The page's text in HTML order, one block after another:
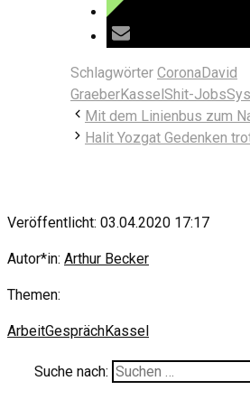
Schlagwörter CoronaDavid
GraeberKasselShit-Jobs
Mit dem Linienbus zum
Halit Yozgat Gedenken
Veröffentlicht: 03.04.2020 17:17
Autor*in: Arthur Becker
Themen:
ArbeitGesprächKassel
Suche nach: